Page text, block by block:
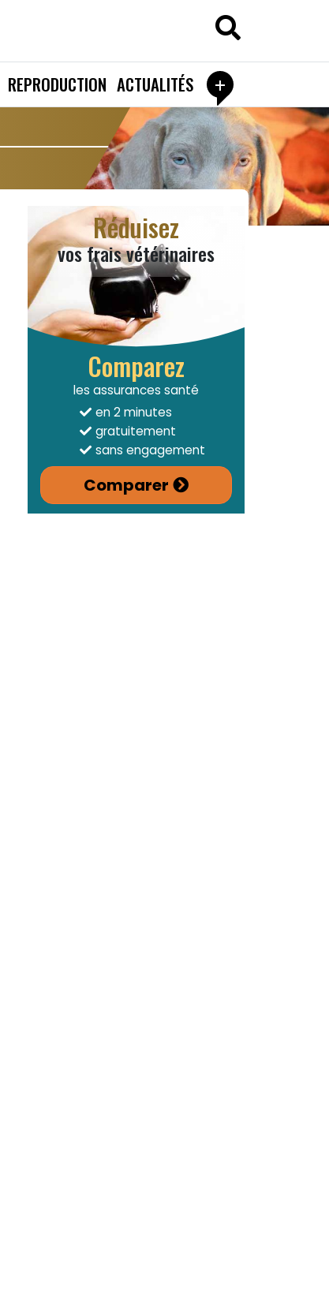
REPRODUCTION ACTUALITÉS +
Réduisez
vos frais vétérinaires
Comparez
les assurances santé
en 2 minutes
gratuitement
sans engagement
Comparer